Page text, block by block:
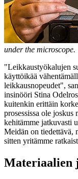
under the microscope.
"Leikkaustyökalujen
käyttöikää
leikkausnopeudet",
insinööri Stina
kuitenkin erittäin
prosessissa ole
kehitämme jatkuvasti
Meidän on tiedettävä,
sitten yritämme
Materiaalien